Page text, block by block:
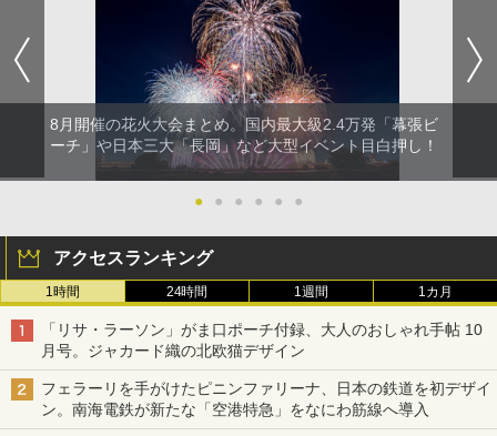
8月開催の花火大会まとめ。国内最大級2.4万発「幕張ビ
ーチ」や日本三大「長岡」など大型イベント目白押し！
● ● ● ● ● ●
アクセスランキング
1時間 24時間 1週間 1カ月
「リサ・ラーソン」がま口ポーチ付録、大人のおしゃれ手帖 10
月号。ジャカード織の北欧猫デザイン
フェラーリを手がけたピニンファリーナ、日本の鉄道を初デザイ
ン。南海電鉄が新たな「空港特急」をなにわ筋線へ導入